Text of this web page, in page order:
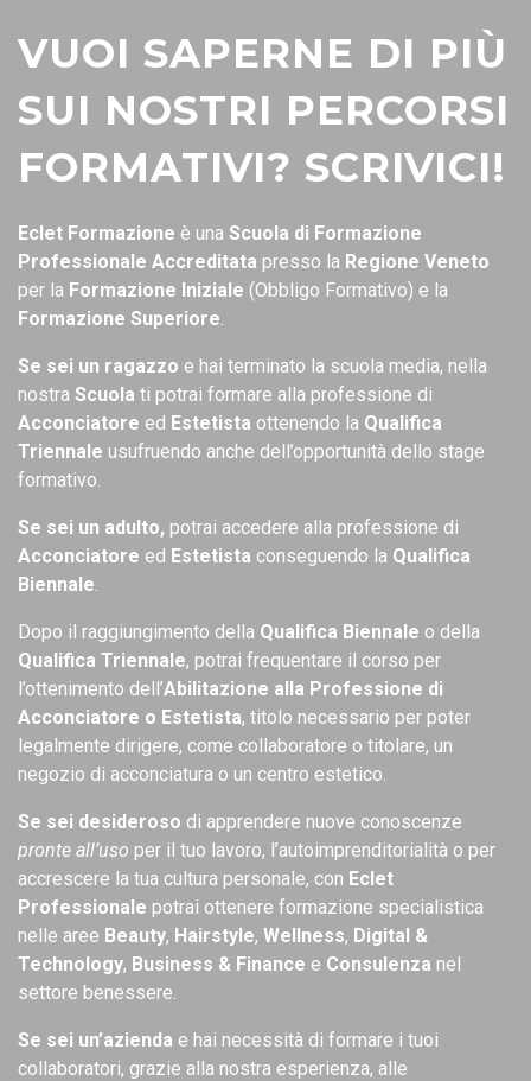
VUOI SAPERNE DI PIÙ
SUI NOSTRI PERCORSI
FORMATIVI? SCRIVICI!
Eclet Formazione è una Scuola di Formazione
Professionale Accreditata presso la Regione Veneto
per la Formazione Iniziale (Obbligo Formativo) e la
Formazione Superiore
Se sei un ragazzo e hai terminato la scuola media, nella
nostra Scuola ti potrai formare alla professione di
Acconciatore ed Estetista ottenendo la Qualifica
Triennale usufruendo anche dell’opportunità dello stage
formativo.
Se sei un adulto, potrai accedere alla professione di
Acconciatore ed Estetista conseguendo la Qualifica
Biennale
Dopo il raggiungimento della Qualifica Biennale o della
Qualifica Triennale, potrai frequentare il corso per
l’ottenimento dell’Abilitazione alla Professione di
Acconciatore o Estetista, titolo necessario per poter
legalmente dirigere, come collaboratore o titolare, un
negozio di acconciatura o un centro estetico.
Se sei desideroso di apprendere nuove conoscenze
pronte all’uso per il tuo lavoro, l’autoimprenditorialità o per
accrescere la tua cultura personale, con Eclet
Professionale potrai ottenere formazione specialistica
nelle aree Beauty, Hairstyle, Wellness, Digital &
Technology, Business & Finance e Consulenza nel
settore benessere.
Se sei un’azienda e hai necessità di formare i tuoi
collaboratori, grazie alla nostra esperienza, alle